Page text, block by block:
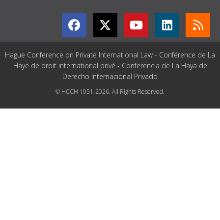
Hague Conference on Private International Law - Conférence de La
Haye de droit international privé - Conferencia de La Haya de
Derecho Internacional Privado
© HCCH 1951-2026. All Rights Reserved.